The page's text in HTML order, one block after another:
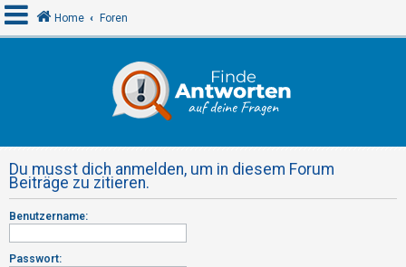
e
l
d
e
n
Home Foren
Du musst dich anmelden, um in diesem Forum
Beiträge zu zitieren.
Benutzername:
Passwort: